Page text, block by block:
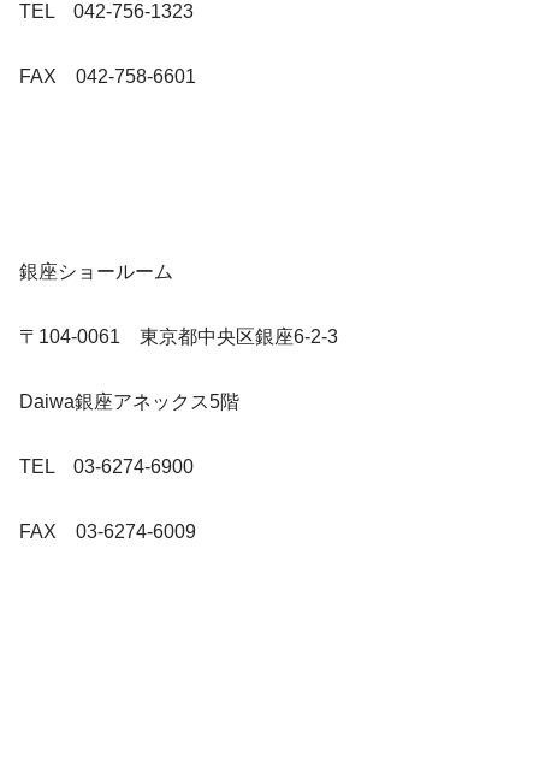
TEL 042-756-1323
FAX 042-758-6601
銀座ショールーム
〒104-0061 東京都中央区銀座6-2-3
Daiwa銀座アネックス5階
TEL 03-6274-6900
FAX 03-6274-6009